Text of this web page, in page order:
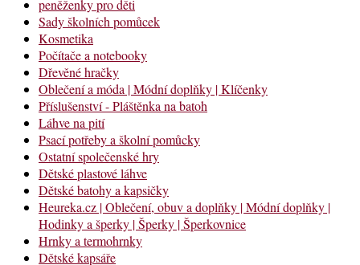
peněženky pro děti
Sady školních pomůcek
Kosmetika
Počítače a notebooky
Dřevěné hračky
Oblečení a móda | Módní doplňky | Klíčenky
Příslušenství - Pláštěnka na batoh
Láhve na pití
Psací potřeby a školní pomůcky
Ostatní společenské hry
Dětské plastové láhve
Dětské batohy a kapsičky
Heureka.cz | Oblečení, obuv a doplňky | Módní doplňky |
Hodinky a šperky | Šperky | Šperkovnice
Hrnky a termohrnky
Dětské kapsáře